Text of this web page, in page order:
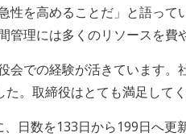
を高めることだ」と語っ
理には多くのリソースを費
での経験が活きています
。取締役はとても満足してく
日数を133日から199日へ